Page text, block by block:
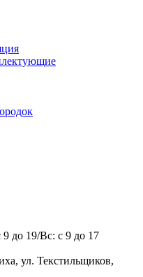
до 19/Вс: с 9 до 17
ул. Текстильщиков,